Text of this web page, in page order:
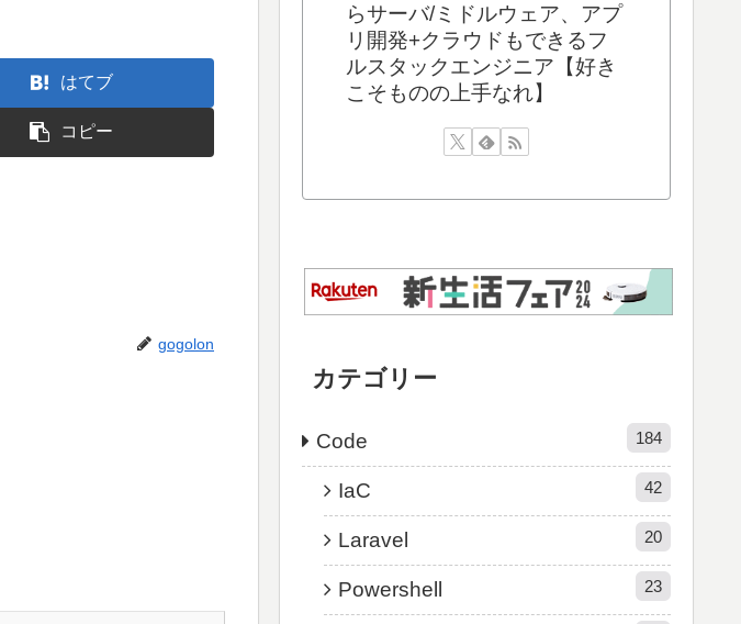
はてブ
コピー
gogolon
らサーバ/ミドルウェア、アプ
リ開発+クラウドもできるフ
ルスタックエンジニア【好き
こそものの上手なれ】
カテゴリー
Code 184
IaC 42
Laravel 20
Powershell 23